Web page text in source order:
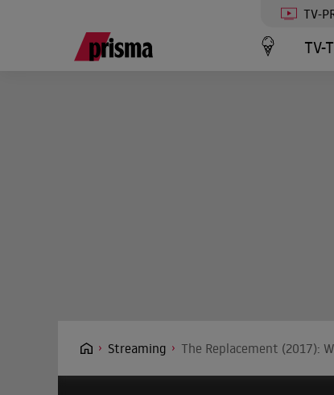
TV-
TV-
Streaming The Replacement (2017):